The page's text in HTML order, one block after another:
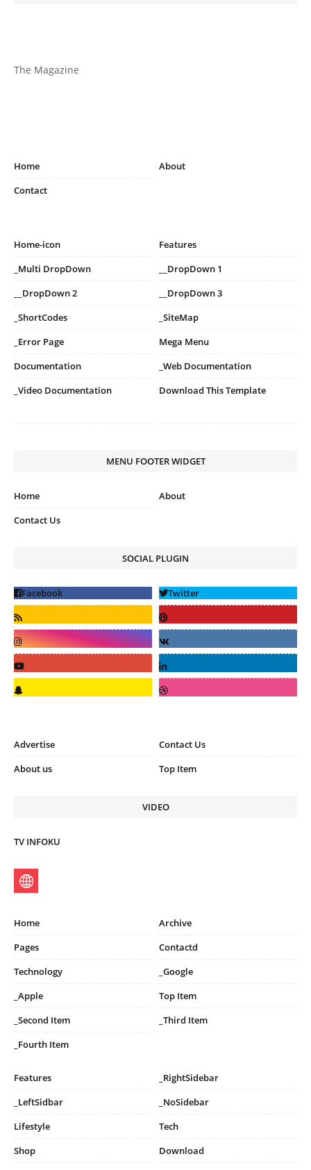
The Magazine
Home
About
Contact
Home-icon
Features
_Multi DropDown
__DropDown 1
__DropDown 2
__DropDown 3
_ShortCodes
_SiteMap
_Error Page
Mega Menu
Documentation
_Web Documentation
_Video Documentation
Download This Template
MENU FOOTER WIDGET
Home
About
Contact Us
SOCIAL PLUGIN
Advertise
Contact Us
About us
Top Item
VIDEO
TV INFOKU
Home
Archive
Pages
Contactd
Technology
_Google
_Apple
Top Item
_Second Item
_Third Item
_Fourth Item
Features
_RightSidebar
_LeftSidbar
_NoSidebar
Lifestyle
Tech
Shop
Download